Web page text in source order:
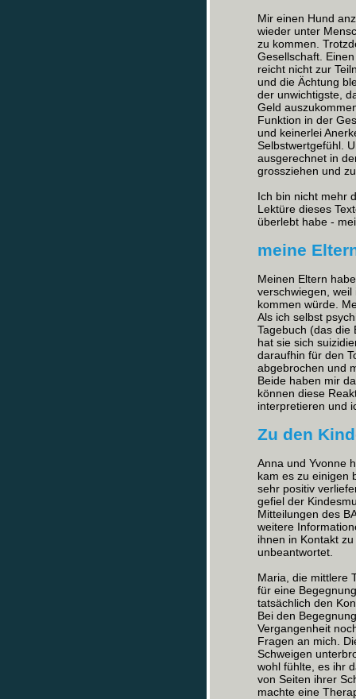
Mir einen Hund
wieder unter
zu kommen.
Gesellschaft.
reicht nicht zur
und die Ächtung
der unwichtigste,
Geld
Funktion in der
und keinerlei
Selbstwertgefühl.
ausgerechnet in
grossziehen und
Ich bin nicht mehr
Lektüre dieses
überlebt habe -
meine
Meinen Eltern
verschwiegen,
kommen würde.
Als ich selbst
Tagebuch (das die
hat sie sich
daraufhin für den
abgebrochen und
Beide haben mir
können diese
interpretieren und
Zu den
Anna und Yvonne
kam es zu einigen
sehr positiv
gefiel der
Mitteilungen des
weitere
ihnen in Kontakt
unbeantwortet.
Maria, die mittlere
für eine
tatsächlich den
Bei den
Vergangenheit
Fragen an mich.
Schweigen
wohl fühlte, es ihr
von Seiten ihrer
machte eine